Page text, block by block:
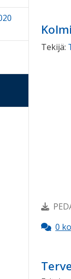
Tekijä:
0